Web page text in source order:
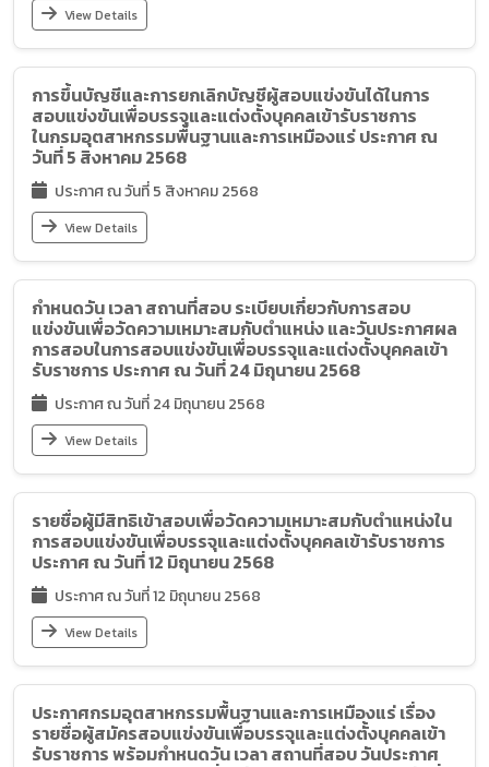
View Details
การขึ้นบัญชีและการยกเลิกบัญชีผู้สอบแข่งขันได้ในการ
สอบแข่งขันเพื่อบรรจุและแต่งตั้งบุคคลเข้ารับราชการ
ในกรมอุตสาหกรรมพื้นฐานและการเหมืองแร่ ประกาศ ณ
วันที่ 5 สิงหาคม 2568
ประกาศ ณ วันที่ 5 สิงหาคม 2568
View Details
กำหนดวัน เวลา สถานที่สอบ ระเบียบเกี่ยวกับการสอบ
แข่งขันเพื่อวัดความเหมาะสมกับตำแหน่ง และวันประกาศผล
การสอบในการสอบแข่งขันเพื่อบรรจุและแต่งตั้งบุคคลเข้า
รับราชการ ประกาศ ณ วันที่ 24 มิถุนายน 2568
ประกาศ ณ วันที่ 24 มิถุนายน 2568
View Details
รายชื่อผู้มีสิทธิเข้าสอบเพื่อวัดความเหมาะสมกับตำแหน่งใน
การสอบแข่งขันเพื่อบรรจุและแต่งตั้งบุคคลเข้ารับราชการ
ประกาศ ณ วันที่ 12 มิถุนายน 2568
ประกาศ ณ วันที่ 12 มิถุนายน 2568
View Details
ประกาศกรมอุตสาหกรรมพื้นฐานและการเหมืองแร่ เรื่อง
รายชื่อผู้สมัครสอบแข่งขันเพื่อบรรจุและแต่งตั้งบุคคลเข้า
รับราชการ พร้อมกำหนดวัน เวลา สถานที่สอบ วันประกาศ